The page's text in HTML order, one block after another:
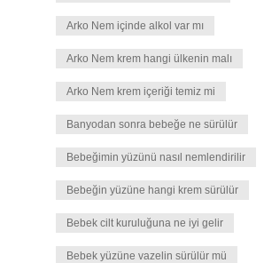
Arko Nem içinde alkol var mı
Arko Nem krem hangi ülkenin malı
Arko Nem krem içeriği temiz mi
Banyodan sonra bebeğe ne sürülür
Bebeğimin yüzünü nasıl nemlendirilir
Bebeğin yüzüne hangi krem sürülür
Bebek cilt kuruluğuna ne iyi gelir
Bebek yüzüne vazelin sürülür mü